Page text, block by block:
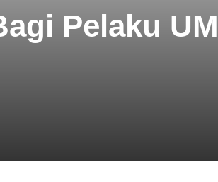
Pelaku